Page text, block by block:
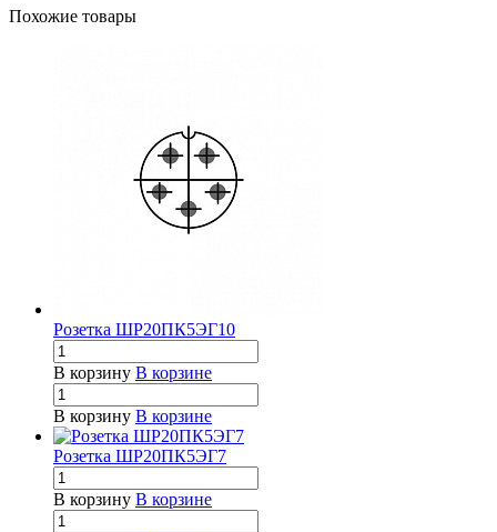
Похожие товары
Розетка ШР20ПК5ЭГ10
В корзину В корзине
В корзину В корзине
Розетка ШР20ПК5ЭГ7
В корзину В корзине